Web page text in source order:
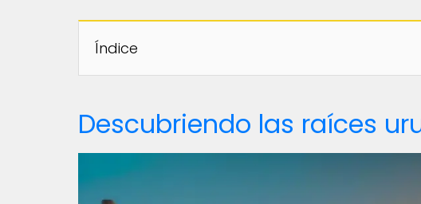
Índice
Descubriendo las raíces